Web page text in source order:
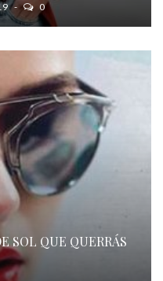
0
SOL QUE QUERRÁS